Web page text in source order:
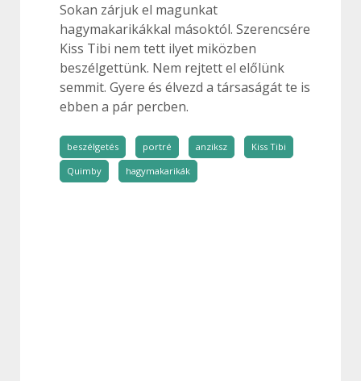
Sokan zárjuk el magunkat
hagymakarikákkal másoktól. Szerencsére
Kiss Tibi nem tett ilyet miközben
beszélgettünk. Nem rejtett el előlünk
semmit. Gyere és élvezd a társaságát te is
ebben a pár percben.
beszélgetés portré anziksz
Kiss Tibi
Quimby
hagymakarikák